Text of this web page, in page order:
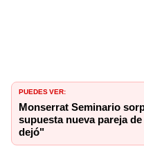
PUEDES VER:
Monserrat Seminario
supuesta nueva pareja
dejó"